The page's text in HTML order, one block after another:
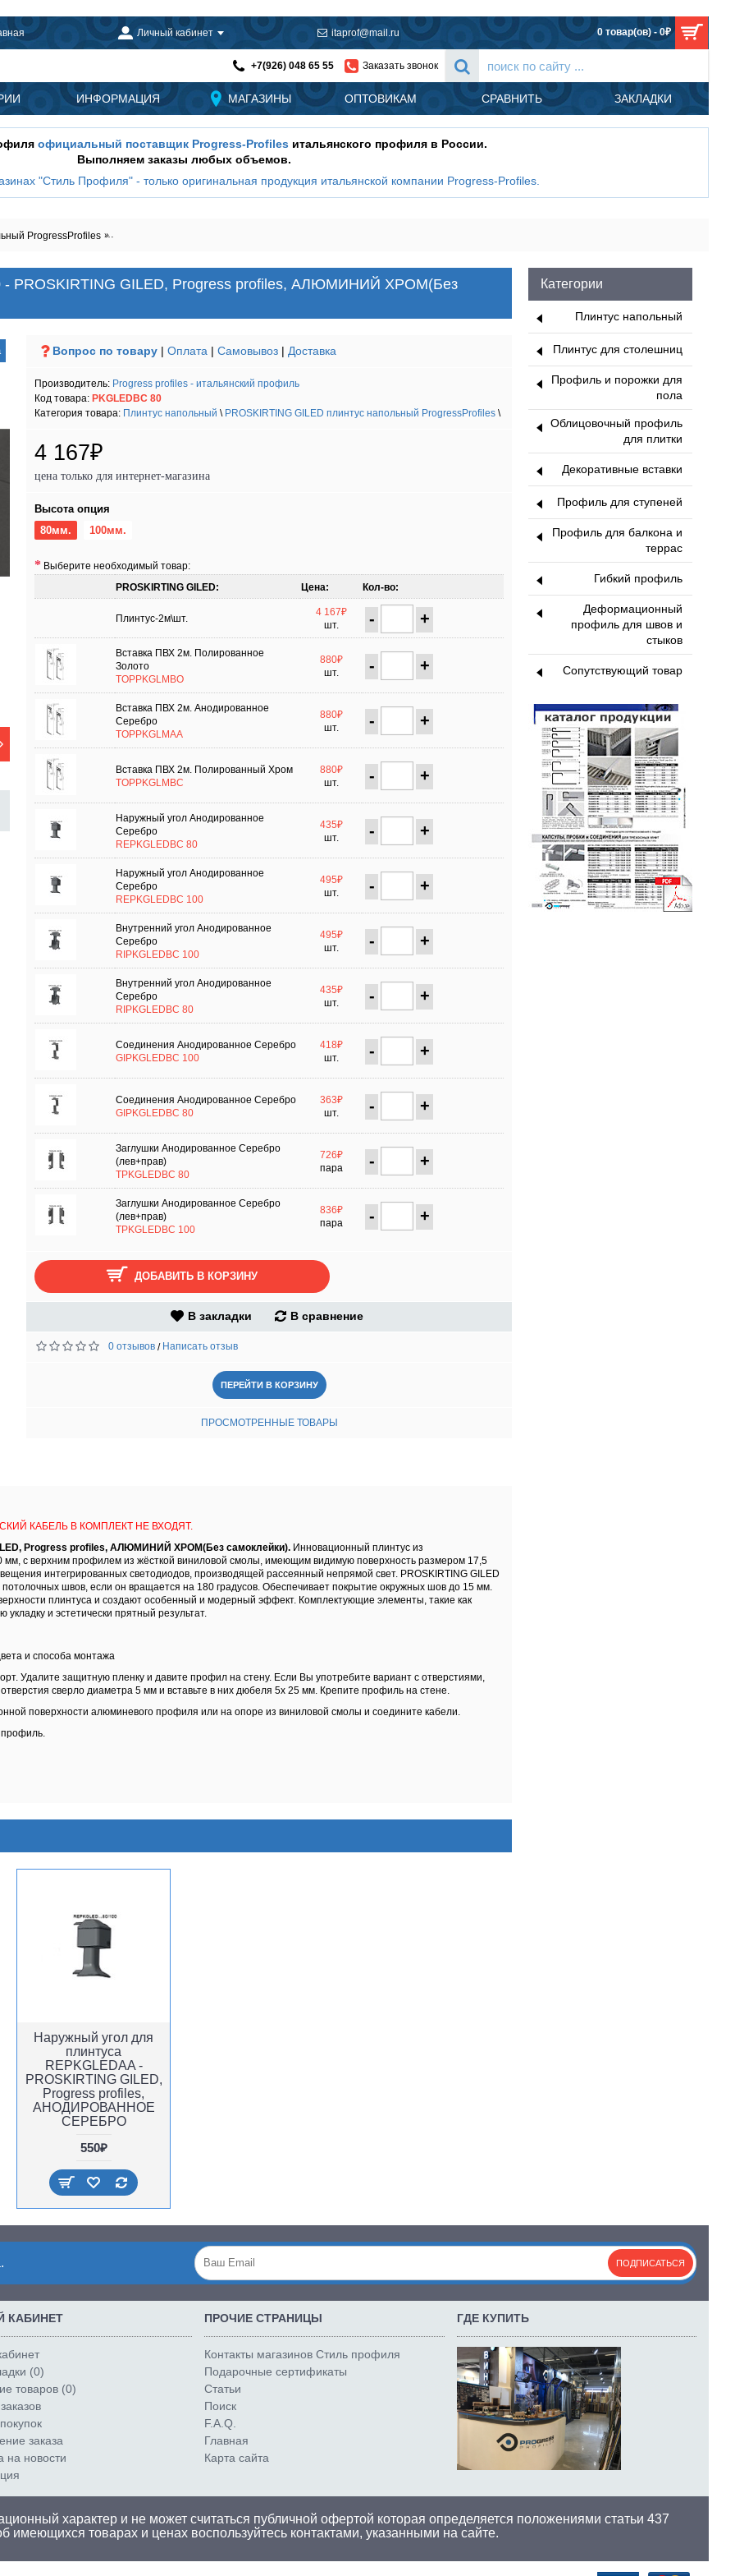
Личный кабинет itaprof@mail.ru 0 товар(ов) - 0₽
+7(926) 048 65 55 Заказать звонок
ИНФОРМАЦИЯ МАГАЗИНЫ ОПТОВИКАМ СРАВНИТЬ ЗАКЛАДКИ
официальный поставщик Progress-Profiles итальянского профиля в России.
Выполняем заказы любых объемов.
"Стиль Профиля" - только оригинальная продукция итальянской компании Progress-Profiles.
ProgressProfiles
Категории
Плинтус напольный
Плинтус для столешниц
Профиль и порожки для
пола
Облицовочный профиль
для плитки
Декоративные вставки
Профиль для ступеней
Профиль для балкона и
террас
Гибкий профиль
Деформационный
профиль для швов и
стыков
Сопутствующий товар
- PROSKIRTING GILED, Progress profiles, АЛЮМИНИЙ ХРОМ(Без
Вопрос по товару | Оплата | Самовывоз | Доставка
Производитель: Progress profiles - итальянский профиль
Код товара: PKGLEDBC 80
Категория товара: Плинтус напольный \ PROSKIRTING GILED плинтус напольный ProgressProfiles \
4 167₽
цена только для интернет-магазина
Высота опция
80мм.
100мм.
Выберите необходимый товар:
PROSKIRTING GILED:
Цена: Кол-во:
Плинтус-2м\шт.
4 167₽
шт.
- +
Вставка ПВХ 2м. Полированное
Золото
TOPPKGLMBO
880₽
шт.
- +
Вставка ПВХ 2м. Анодированное
Серебро
TOPPKGLMAA
880₽
шт.
- +
Вставка ПВХ 2м. Полированный Хром
TOPPKGLMBC
880₽
шт.
- +
Наружный угол Анодированное
Серебро
REPKGLEDBC 80
435₽
шт.
- +
Наружный угол Анодированное
Серебро
REPKGLEDBC 100
495₽
шт.
- +
Внутренний угол Анодированное
Серебро
RIPKGLEDBC 100
495₽
шт.
- +
Внутренний угол Анодированное
Серебро
RIPKGLEDBC 80
435₽
шт.
- +
Соединения Анодированное Серебро
GIPKGLEDBC 100
418₽
шт.
- +
Соединения Анодированное Серебро
GIPKGLEDBC 80
363₽
шт.
- +
Заглушки Анодированное Серебро
(лев+прав)
TPKGLEDBC 80
726₽
пара
- +
Заглушки Анодированное Серебро
(лев+прав)
TPKGLEDBC 100
836₽
пара
- +
ДОБАВИТЬ В КОРЗИНУ
В закладки В сравнение
0 отзывов / Написать отзыв
ПЕРЕЙТИ В КОРЗИНУ
ПРОСМОТРЕННЫЕ ТОВАРЫ
КАБЕЛЬ В КОМПЛЕКТ НЕ ВХОДЯТ.
Progress profiles, АЛЮМИНИЙ ХРОМ(Без самоклейки). Инновационный плинтус из
с верхним профилем из жёсткой виниловой смолы, имеющим видимую поверхность размером 17,5
интегрированных светодиодов, производящей рассеянный непрямой свет. PROSKIRTING GILED
швов, если он вращается на 180 градусов. Обеспечивает покрытие окружных шов до 15 мм.
плинтуса и создают особенный и модерный эффект. Комплектующие элементы, такие как
и эстетически прятный результат.
и способа монтажа
Удалите защитную пленку и давите профил на стену. Если Вы употребите вариант с отверстиями,
сверло диаметра 5 мм и вставьте в них дюбеля 5х 25 мм. Крепите профиль на стене.
поверхности алюминевого профиля или на опоре из виниловой смолы и соедините кабели.
профиль.
Наружный угол для
плинтуса
REPKGLEDAA -
PROSKIRTING GILED,
Progress profiles,
АНОДИРОВАННОЕ
СЕРЕБРО
550₽
ПОДПИСАТЬСЯ
КАБИНЕТ
(0)
товаров (0)
заказа
на новости
ПРОЧИЕ СТРАНИЦЫ
Контакты магазинов Стиль профиля
Подарочные сертификаты
Статьи
Поиск
F.A.Q.
Главная
Карта сайта
ГДЕ КУПИТЬ
характер и не может считаться публичной офертой которая определяется положениями статьи 437
товарах и ценах воспользуйтесь контактами, указанными на сайте.